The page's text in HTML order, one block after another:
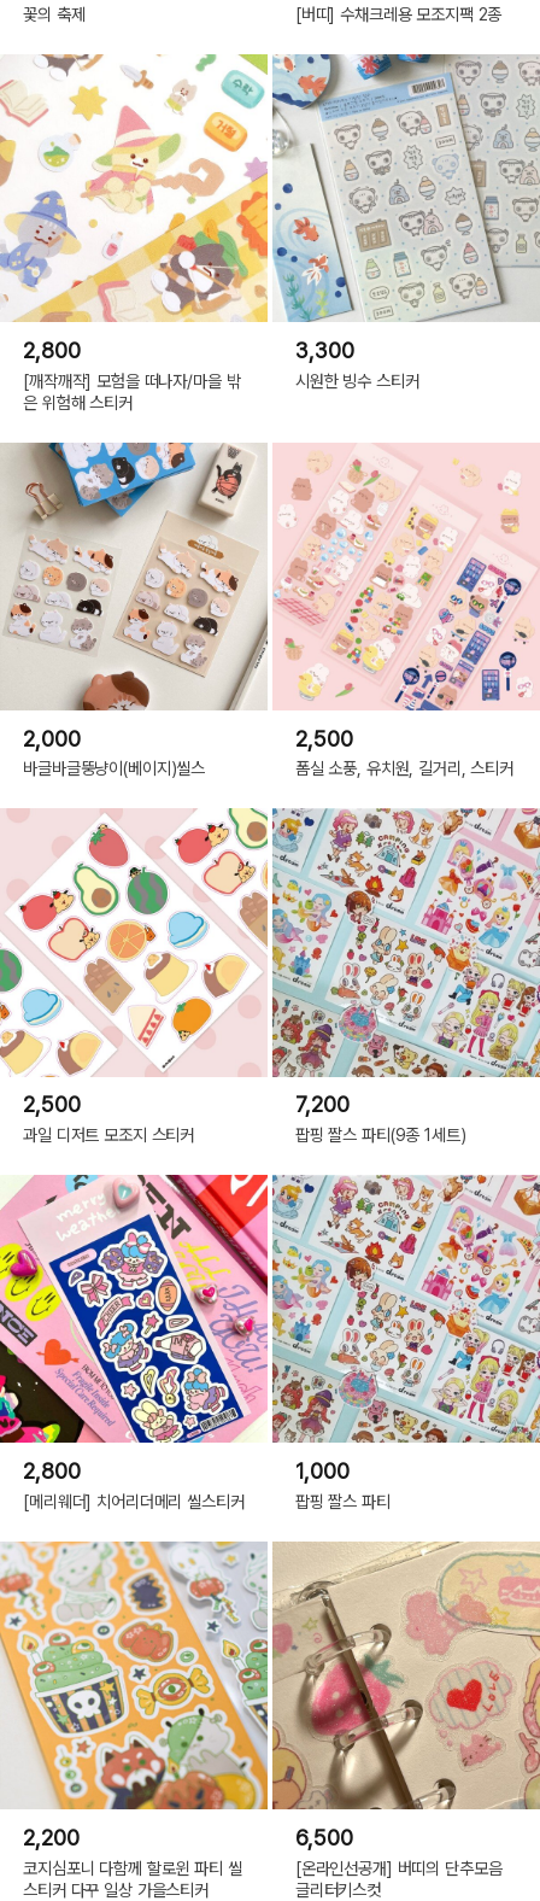
꽃의 축제 [버띠] 수채크레용 모조지팩 2종
2,800
[깨작깨작] 모험을 떠나자/마을 밖
은 위험해 스티커
3,300
시원한 빙수 스티커
2,000
바글바글뚱냥이(베이지)씰스
2,500
폼실 소풍, 유치원, 길거리, 스티커
2,500
과일 디저트 모조지 스티커
7,200
팝핑 짤스 파티(9종 1세트)
2,800
[메리웨더] 치어리더메리 씰스티커
1,000
팝핑 짤스 파티
2,200
코지심포니 다함께 할로윈 파티 씰
스티커 다꾸 일상 가을스티커
6,500
[온라인선공개] 버띠의 단추모음
글리터키스컷